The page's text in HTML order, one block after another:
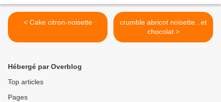
< Cake citron-noisette
crumble abricot noisette...et
chocolat >
Hébergé par Overblog
Top articles
Pages